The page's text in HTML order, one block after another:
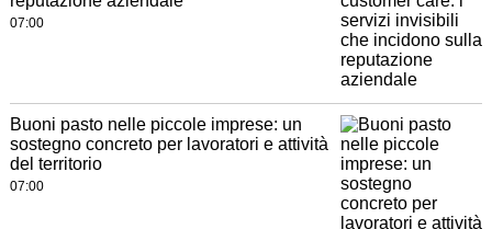
07:00
Buoni pasto nelle piccole imprese: un
sostegno concreto per lavoratori e attività
del territorio
07:00